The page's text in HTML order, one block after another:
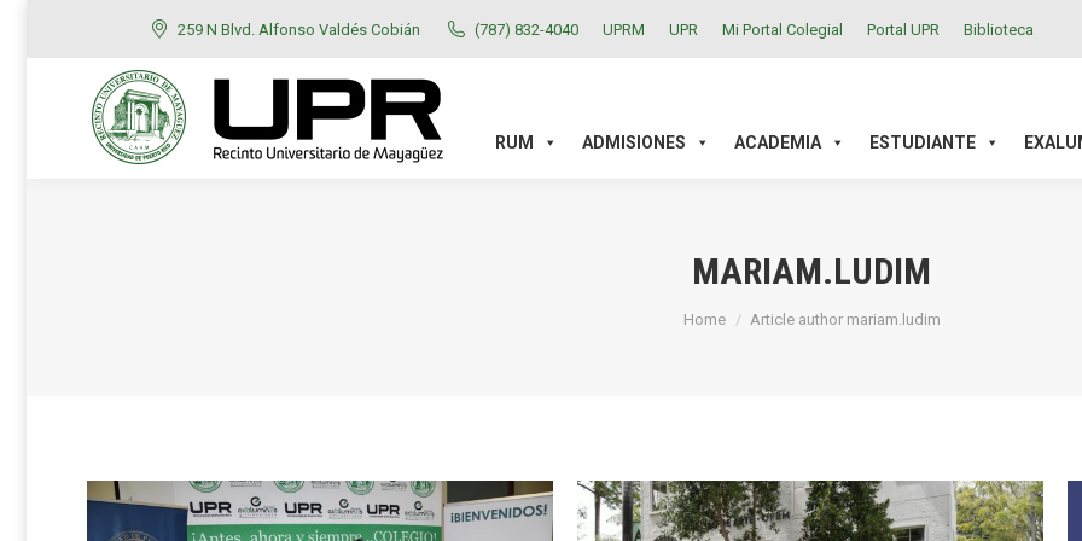
259 N Blvd. Alfonso Valdés Cobián (787) 832-4040 UPRM UPR Mi Portal Colegial Portal UPR Biblioteca
RUM ADMISIONES ACADEMIA ESTUDIANTE
MARIAM.LUDIM
You are here:
Home Article author mariam.ludim
RUM ADMISIONES